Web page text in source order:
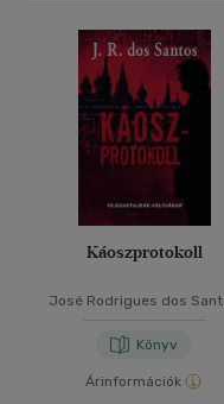
Káoszprotokoll
José Rodrigues dos
Könyv
Árinformációk